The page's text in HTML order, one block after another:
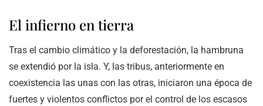
El infierno en tierra
Tras el cambio climático y la deforestación, la hambruna
se extendió por la isla. Y, las tribus, anteriormente en
coexistencia las unas con las otras, iniciaron una época de
fuertes y violentos conflictos por el control de los escasos